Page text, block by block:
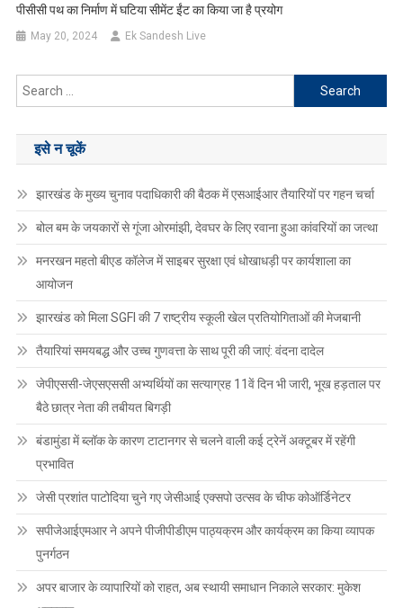
पीसीसी पथ का निर्माण में घटिया सीमेंट ईंट का किया जा है प्रयोग
May 20, 2024 Ek Sandesh Live
Search
for:
इसे न चूकें
झारखंड के मुख्य चुनाव पदाधिकारी की बैठक में एसआईआर तैयारियों पर गहन चर्चा
बोल बम के जयकारों से गूंजा ओरमांझी, देवघर के लिए रवाना हुआ कांवरियों का जत्था
मनरखन महतो बीएड कॉलेज में साइबर सुरक्षा एवं धोखाधड़ी पर कार्यशाला का
आयोजन
झारखंड को मिला SGFI की 7 राष्ट्रीय स्कूली खेल प्रतियोगिताओं की मेजबानी
तैयारियां समयबद्ध और उच्च गुणवत्ता के साथ पूरी की जाएं: वंदना दादेल
जेपीएससी-जेएसएससी अभ्यर्थियों का सत्याग्रह 11वें दिन भी जारी, भूख हड़ताल पर
बैठे छात्र नेता की तबीयत बिगड़ी
बंडामुंडा में ब्लॉक के कारण टाटानगर से चलने वाली कई ट्रेनें अक्टूबर में रहेंगी
प्रभावित
जेसी प्रशांत पाटोदिया चुने गए जेसीआई एक्सपो उत्सव के चीफ कोऑर्डिनेटर
सपीजेआईएमआर ने अपने पीजीपीडीएम पाठ्यक्रम और कार्यक्रम का किया व्यापक
पुनर्गठन
अपर बाजार के व्यापारियों को राहत, अब स्थायी समाधान निकाले सरकार: मुकेश